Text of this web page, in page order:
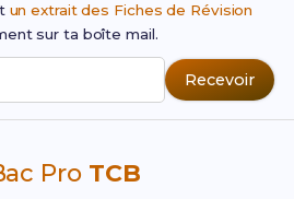
un extrait des Fiches de Révision
sur ta boîte mail.
Recevoir
Pro TCB